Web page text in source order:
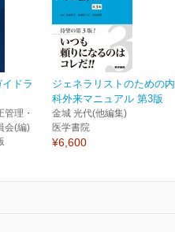
ドラ
理・
会(編)
ジェネラリストのための内
科外来マニュアル 第3版
金城 光代(他編集)
医学書院
¥6,600